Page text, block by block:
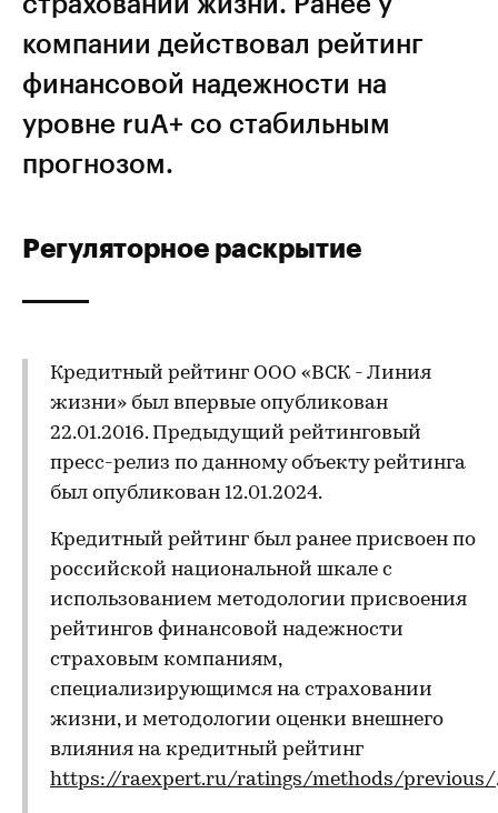
компании действовал рейтинг
финансовой надежности на
уровне ruA+ со стабильным
прогнозом.
Регуляторное раскрытие
Кредитный рейтинг ООО «ВСК - Линия
жизни» был впервые опубликован
22.01.2016. Предыдущий рейтинговый
пресс-релиз по данному объекту рейтинга
был опубликован 12.01.2024.
Кредитный рейтинг был ранее присвоен по
российской национальной шкале с
использованием методологии присвоения
рейтингов финансовой надежности
страховым компаниям,
специализирующимся на страховании
жизни, и методологии оценки внешнего
влияния на кредитный рейтинг
https://raexpert.ru/ratings/methods/previous/